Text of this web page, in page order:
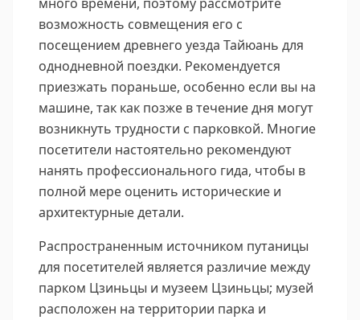
возможность совмещения его с
посещением древнего уезда Тайюань для
однодневной поездки. Рекомендуется
приезжать пораньше, особенно если вы на
машине, так как позже в течение дня могут
возникнуть трудности с парковкой. Многие
посетители настоятельно рекомендуют
нанять профессионального гида, чтобы в
полной мере оценить исторические и
архитектурные детали.
Распространенным источником путаницы
для посетителей является различие между
парком Цзиньцы и музеем Цзиньцы; музей
расположен на территории парка и